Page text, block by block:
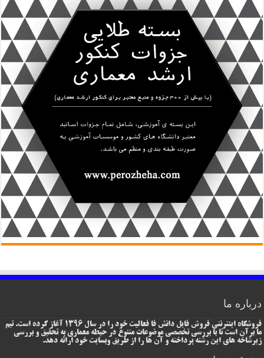
درباره ما
فروشگاه اینترنتی فروش فایل دانش فا فعالیت خود را در سال 1396 آغاز کرده است. تیم
ما برآن است تا با بررسی تخصصی موضوعات متنوع در حیطه معماری به تحقیق و بررسی
زیرشاخه های این رشته پرداخته و آن ها را از طریق وبسایت خود ارائه دهد.